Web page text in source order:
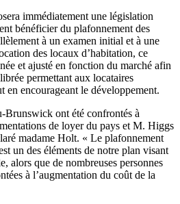
immédiatement une législation
bénéficier du plafonnement des
à un examen initial et à une
des locaux d’habitation, ce
et ajusté en fonction du marché afin
permettant aux locataires
en encourageant le développement.
Brunswick ont été confrontés à
de loyer du pays et M. Higgs
madame Holt. « Le plafonnement
un des éléments de notre plan visant
alors que de nombreuses personnes
à l’augmentation du coût de la